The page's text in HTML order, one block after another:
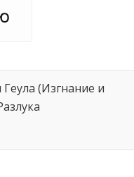
Геула (Изгнание и